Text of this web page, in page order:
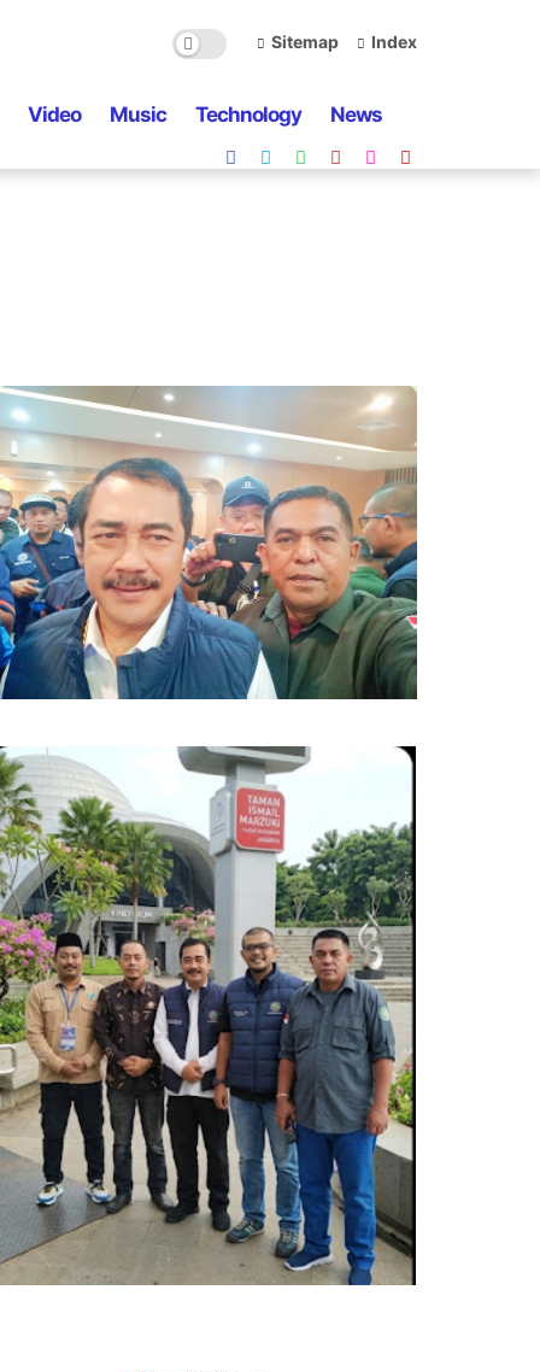
Sitemap Index
Video Music Technology News